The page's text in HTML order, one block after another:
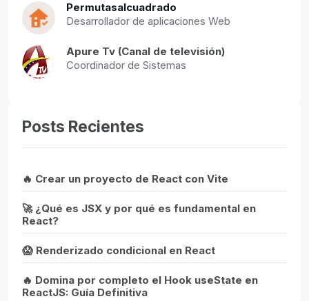
Permutasalcuadrado
Desarrollador de aplicaciones Web
Apure Tv (Canal de televisión)
Coordinador de Sistemas
Posts Recientes
🔥 Crear un proyecto de React con Vite
🚀 ¿Qué es JSX y por qué es fundamental en
React?
😱 Renderizado condicional en React
🔥 Domina por completo el Hook useState en
ReactJS: Guía Definitiva